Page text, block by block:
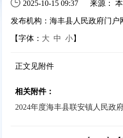
2025-10-15 09:37 来源：
发布机构：海丰县人民政府门户
【字体： 大 中 小】
正文见附件
相关附件：
2024年度海丰县联安镇人民政